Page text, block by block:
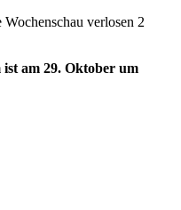
verlosen 2
am 29. Oktober um